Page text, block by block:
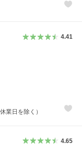
4.41
業日を除く）
4.65